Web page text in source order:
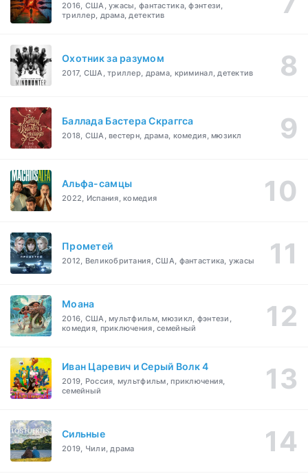
2016, США, ужасы, фантастика, фэнтези,
триллер, драма, детектив
Охотник за разумом
2017, США, триллер, драма, криминал, детектив
Баллада Бастера Скраггса
2018, США, вестерн, драма, комедия, мюзикл
Альфа-самцы
2022, Испания, комедия
Прометей
2012, Великобритания, США, фантастика, ужасы
Моана
2016, США, мультфильм, мюзикл, фэнтези,
комедия, приключения, семейный
Иван Царевич и Серый Волк 4
2019, Россия, мультфильм, приключения,
семейный
Сильные
2019, Чили, драма